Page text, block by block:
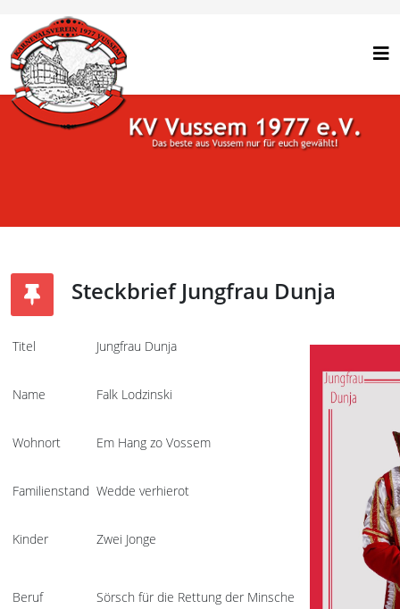
Steckbrief Jungfrau Dunja
Titel Jungfrau Dunja
Name Falk Lodzinski
Wohnort Em Hang zo Vossem
Familienstand Wedde verhierot
Kinder Zwei Jonge
Beruf Sörsch für die Rettung der Minsche